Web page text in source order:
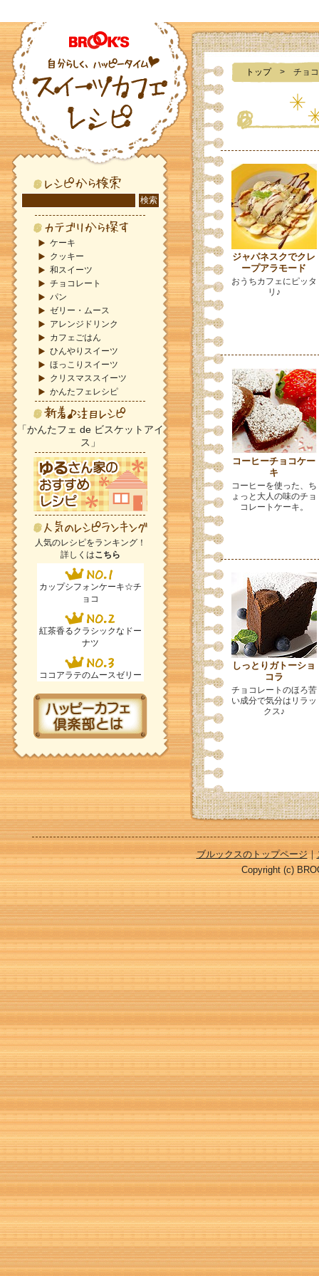
トップ> チョコ
ジャパネスクでクレ
ープアラモード
おうちカフェにピッタ
リ♪
コーヒーチョコケー
キ
コーヒーを使った、ち
ょっと大人の味のチョ
コレートケーキ。
しっとりガトーショ
コラ
チョコレートのほろ苦
い成分で気分はリラッ
クス♪
ケーキ
クッキー
和スイーツ
チョコレート
パン
ゼリー・ムース
アレンジドリンク
カフェごはん
ひんやりスイーツ
ほっこりスイーツ
クリスマススイーツ
かんたフェレシピ
「かんたフェ de ビスケットアイ
ス」
人気のレシピをランキング！
詳しくはこちら
カップシフォンケーキ☆チ
ョコ
紅茶香るクラシックなドー
ナツ
ココアラテのムースゼリー
ブルックスのトップページ｜
Copyright (c)